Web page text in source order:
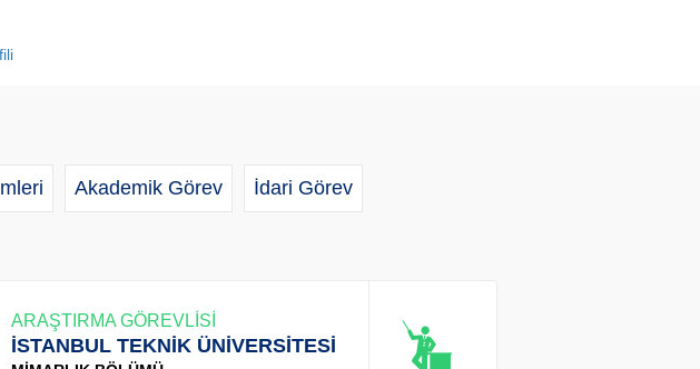
Akademik Görev İdari Görev
ARAŞTIRMA GÖREVLİSİ
İSTANBUL TEKNİK ÜNİVERSİTESİ